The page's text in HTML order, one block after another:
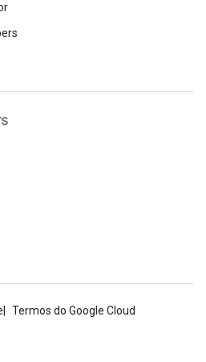
Termos do Google Cloud